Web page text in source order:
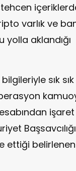
varlık ve
aklandığı
sık sık
Başsavcılığı
ettiği